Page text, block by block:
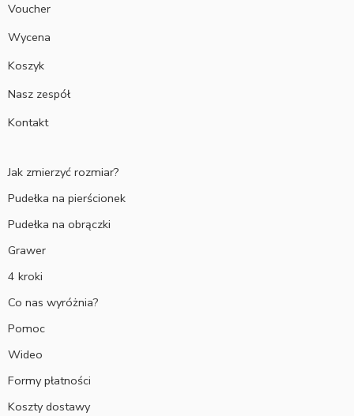
Voucher
Wycena
Koszyk
Nasz zespół
Kontakt
Jak zmierzyć rozmiar?
Pudełka na pierścionek
Pudełka na obrączki
Grawer
4 kroki
Co nas wyróżnia?
Pomoc
Wideo
Formy płatności
Koszty dostawy